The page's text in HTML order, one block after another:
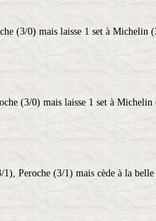
(3/0) mais laisse 1 set à Michelin
(3/0) mais laisse 1 set à Michelin
1), Peroche (3/1) mais cède à la